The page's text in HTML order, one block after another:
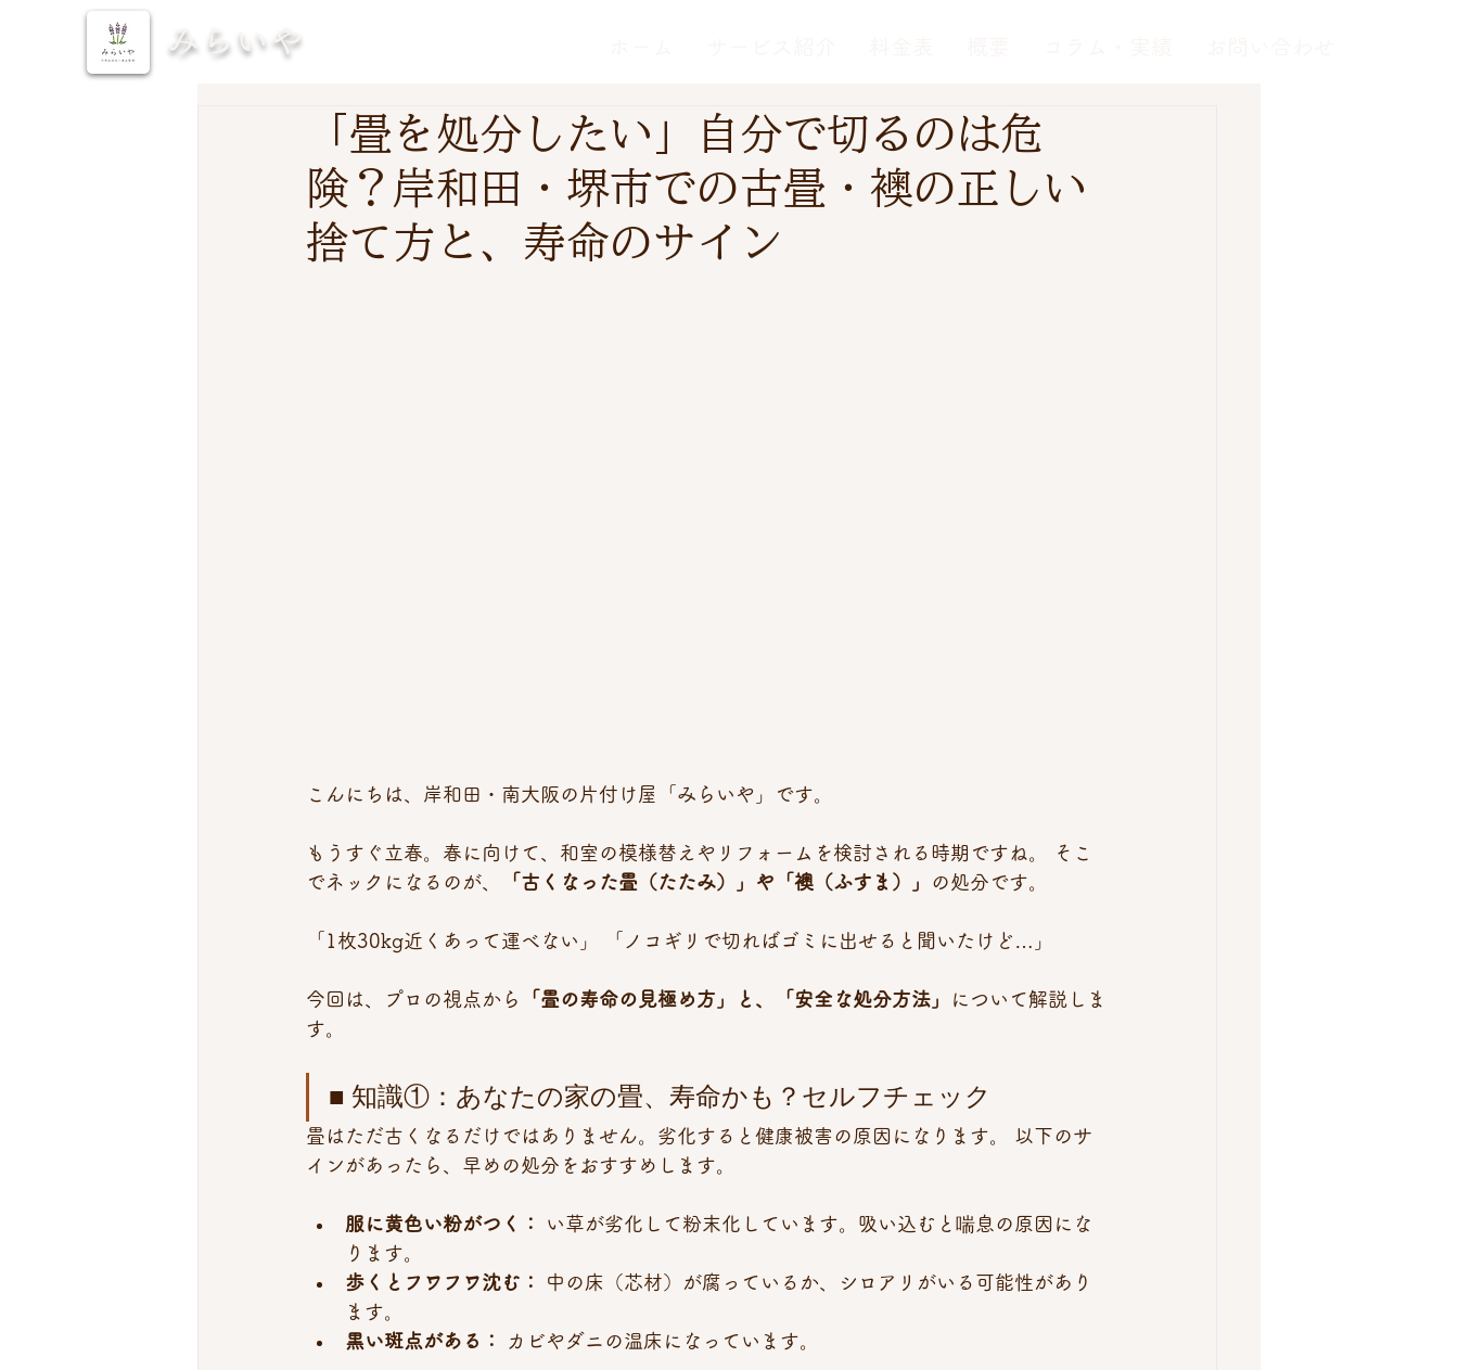
みらいや
「畳を処分したい」自分で切るのは危
険？岸和田・堺市での古畳・襖の正しい
捨て方と、寿命のサイン
こんにちは、岸和田・南大阪の片付け屋「みらいや」です。
もうすぐ立春。春に向けて、和室の模様替えやリフォームを検討される時期ですね。 そこ
でネックになるのが、
「古くなった畳（たたみ）」や「襖（ふすま）」 の処分です。
「1枚30kg近くあって運べない」 「ノコギリで切ればゴミに出せると聞いたけど…」
今回は、プロの視点から 「畳の寿命の見極め方」と、「安全な処分方法」
について解説しま
す。
■ 知識①：あなたの家の畳、寿命かも？セルフチェック
畳はただ古くなるだけではありません。劣化すると健康被害の原因になります。 以下のサ
インがあったら、早めの処分をおすすめします。
服に黄色い粉がつく：
い草が劣化して粉末化しています。吸い込むと喘息の原因にな
ります。
歩くとフワフワ沈む：
中の床（芯材）が腐っているか、シロアリがいる可能性があり
ます。
黒い斑点がある：
カビやダニの温床になっています。